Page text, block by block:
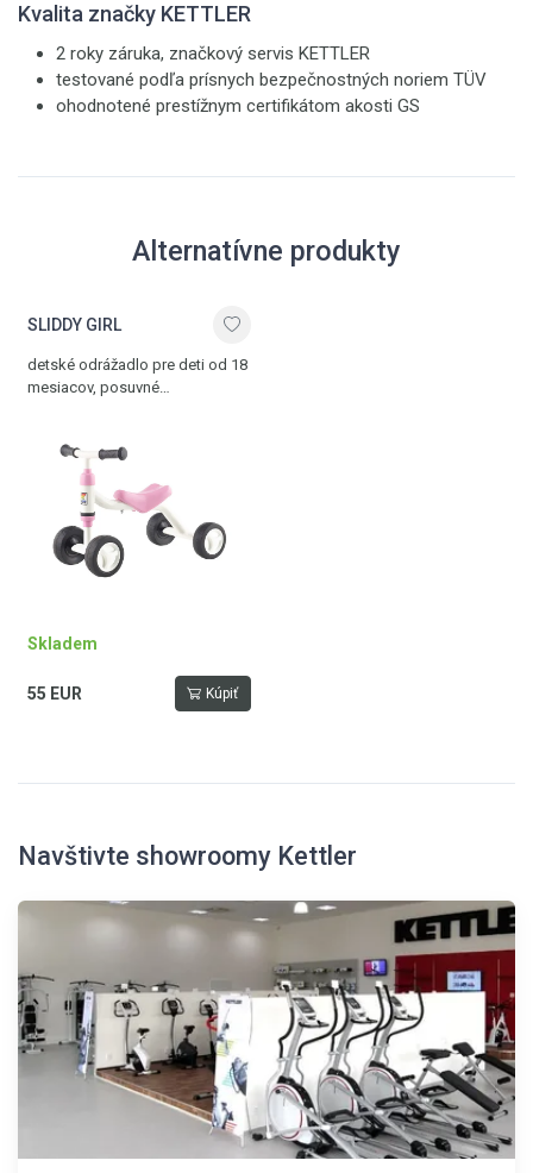
Kvalita značky KETTLER
2 roky záruka, značkový servis KETTLER
testované podľa prísnych bezpečnostných noriem TÜV
ohodnotené prestížnym certifikátom akosti GS
Alternatívne produkty
SLIDDY GIRL
detské odrážadlo pre deti od 18
mesiacov, posuvné
Skladem
55 EUR Kúpiť
Navštivte showroomy Kettler